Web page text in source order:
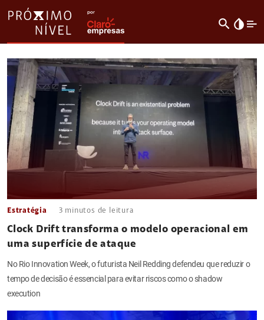
search invert_colors
Estratégia 3 minutos de leitura
Clock Drift transforma o modelo operacional em
uma superfície de ataque
No Rio Innovation Week, o futurista Neil Redding defendeu que reduzir o
tempo de decisão é essencial para evitar riscos como o shadow
execution